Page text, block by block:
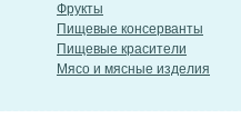
Фрукты
Пищевые консерванты
Пищевые красители
Мясо и мясные изделия